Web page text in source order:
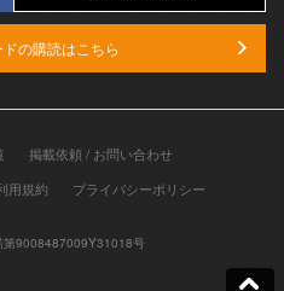
の購読はこちら
掲載依頼 / お問い合わせ
用規約 プライバシーポリシー
第9008487009Y31018号